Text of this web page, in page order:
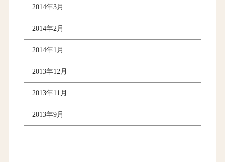
2014年3月
2014年2月
2014年1月
2013年12月
2013年11月
2013年9月